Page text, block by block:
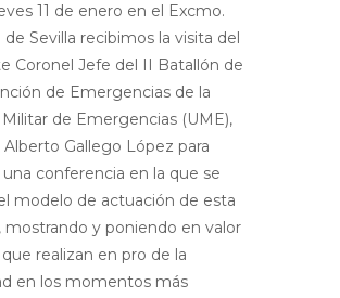
11 de enero en el Excmo.
Sevilla recibimos la visita del
Coronel Jefe del II Batallón de
de Emergencias de la
Militar de Emergencias (UME),
Alberto Gallego López para
conferencia en la que se
modelo de actuación de esta
mostrando y poniendo en valor
que realizan en pro de la
en los momentos más